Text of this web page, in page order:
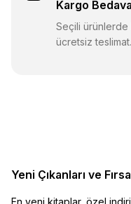
Kargo Bedava
Seçili ürünlerde
ücretsiz teslimat.
Yeni Çıkanları ve
En yeni kitaplar, özel